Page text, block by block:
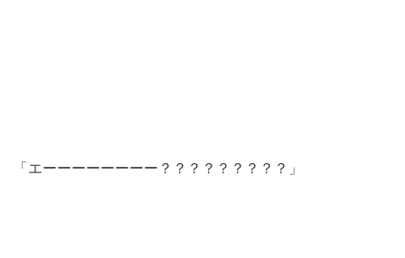
「エーーーーーーーー？？？？？？？？？」